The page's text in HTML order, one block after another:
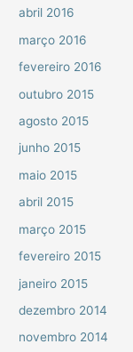
abril 2016
março 2016
fevereiro 2016
outubro 2015
agosto 2015
junho 2015
maio 2015
abril 2015
março 2015
fevereiro 2015
janeiro 2015
dezembro 2014
novembro 2014